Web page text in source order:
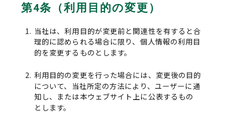
第4条（利用目的の変更）
当社は、利用目的が変更前と関連性を有すると合
理的に認められる場合に限り、個人情報の利用目
的を変更するものとします。
利用目的の変更を行った場合には、変更後の目的
について、当社所定の方法により、ユーザーに通
知し、または本ウェブサイト上に公表するもの
とします。